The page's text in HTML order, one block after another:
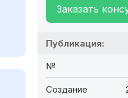
Заказать
Публикация:
№
Создание